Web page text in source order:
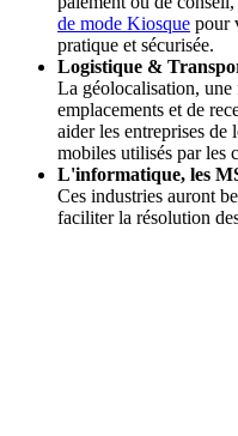
de mode Kiosque pour
pratique et sécurisée.
Logistique &
La géolocalisation,
emplacements et de
aider les entreprises de
mobiles utilisés par les
L'informatique, les
Ces industries auront
faciliter la résolution